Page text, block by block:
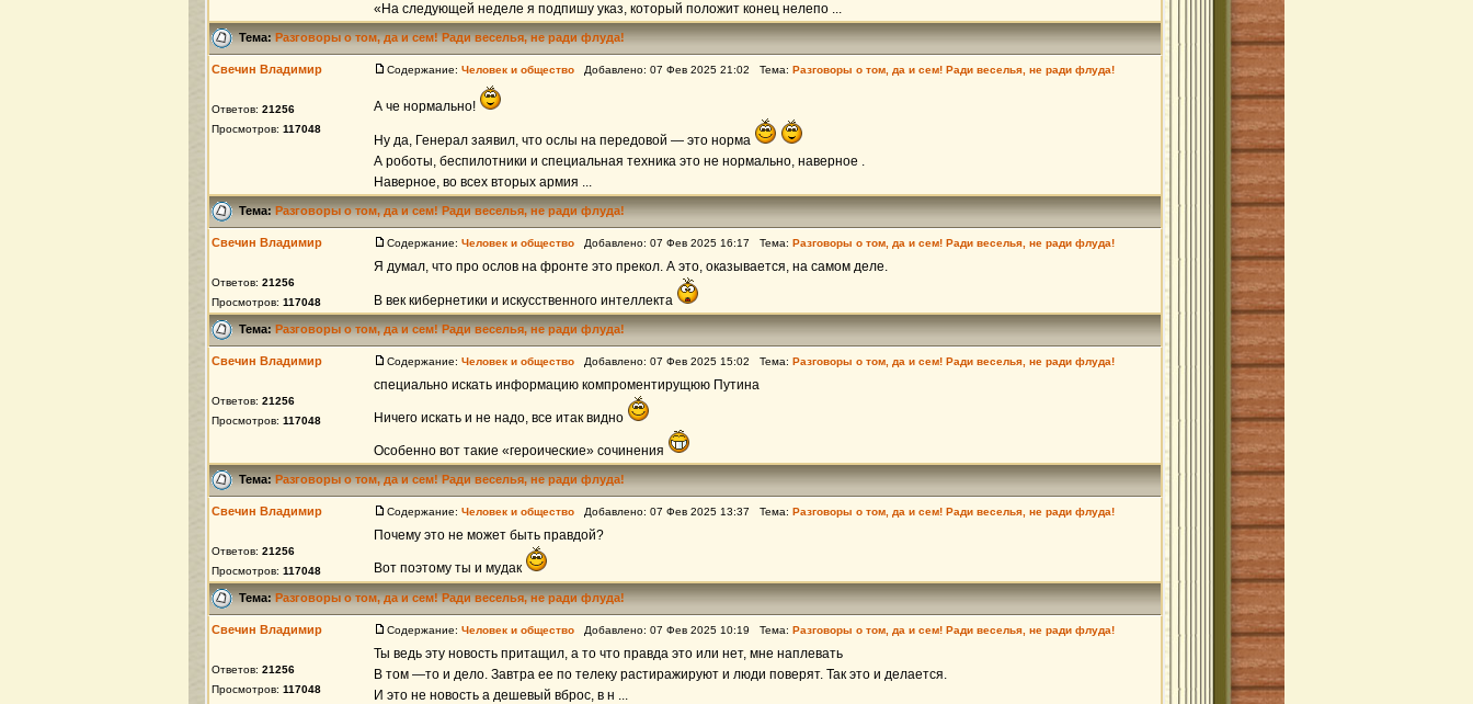
«На следующей неделе я подпишу указ, который положит конец нелепо ...
Тема:Разговоры о том, да и сем! Ради веселья, не ради флуда!
Свечин Владимир
Ответов: 21256
Просмотров: 117048
Содержание: Человек и общество Добавлено: 07 Фев 2025 21:02 Тема: Разговоры о том, да и сем! Ради веселья, не ради флуда!
А че нормально!
Ну да, Генерал заявил, что ослы на передовой — это норма
А роботы, беспилотники и специальная техника это не нормально, наверное .
Наверное, во всех вторых армия ...
Тема:Разговоры о том, да и сем! Ради веселья, не ради флуда!
Свечин Владимир
Ответов: 21256
Просмотров: 117048
Содержание: Человек и общество Добавлено: 07 Фев 2025 16:17 Тема: Разговоры о том, да и сем! Ради веселья, не ради флуда!
Я думал, что про ослов на фронте это прекол. А это, оказывается, на самом деле.
В век кибернетики и искусственного интеллекта
Тема:Разговоры о том, да и сем! Ради веселья, не ради флуда!
Свечин Владимир
Ответов: 21256
Просмотров: 117048
Содержание: Человек и общество Добавлено: 07 Фев 2025 15:02 Тема: Разговоры о том, да и сем! Ради веселья, не ради флуда!
специально искать информацию компроментирущюю Путина
Ничего искать и не надо, все итак видно
Особенно вот такие «героические» сочинения
Тема:Разговоры о том, да и сем! Ради веселья, не ради флуда!
Свечин Владимир
Ответов: 21256
Просмотров: 117048
Содержание: Человек и общество Добавлено: 07 Фев 2025 13:37 Тема: Разговоры о том, да и сем! Ради веселья, не ради флуда!
Почему это не может быть правдой?
Вот поэтому ты и мудак
Тема:Разговоры о том, да и сем! Ради веселья, не ради флуда!
Свечин Владимир
Ответов: 21256
Просмотров: 117048
Содержание: Человек и общество Добавлено: 07 Фев 2025 10:19 Тема: Разговоры о том, да и сем! Ради веселья, не ради флуда!
Ты ведь эту новость притащил, а то что правда это или нет, мне наплевать
В том —то и дело. Завтра ее по телеку растиражируют и люди поверят. Так это и делается.
И это не новость а дешевый вброс, в н ...